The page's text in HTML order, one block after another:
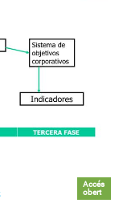
Accés
obert